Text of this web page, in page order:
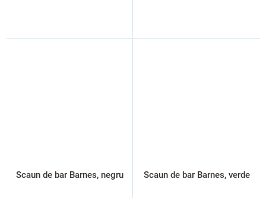
Scaun de bar Barnes, negru Scaun de bar Barnes, verde